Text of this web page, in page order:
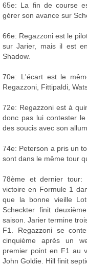
65e: La fin de course
gérer son avance sur
66e: Regazzoni est le
sur Jarier, mais il est
Shadow.
70e: L'écart est le
Regazzoni, Fittipaldi,
72e: Regazzoni est à
donc pas lui contester
des soucis avec son
74e: Peterson a pris un
sont dans le même tour
78ème et dernier tour:
victoire en Formule 1
que la bonne vieille
Scheckter finit
saison. Jarier termine
F1. Regazzoni se
cinquième après un
premier point en F1 au
John Goldie. Hill finit